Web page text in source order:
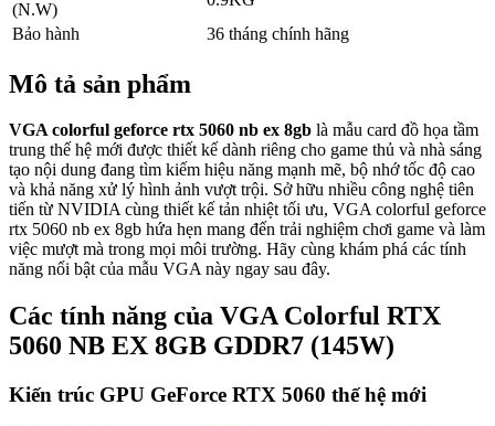
(N.W)
Bảo hành
36 tháng chính hãng
Mô tả sản phẩm
VGA colorful geforce rtx 5060 nb ex 8gb là mẫu card đồ họa tầm
trung thế hệ mới được thiết kế dành riêng cho game thủ và nhà sáng
tạo nội dung đang tìm kiếm hiệu năng mạnh mẽ, bộ nhớ tốc độ cao
và khả năng xử lý hình ảnh vượt trội. Sở hữu nhiều công nghệ tiên
tiến từ NVIDIA cùng thiết kế tản nhiệt tối ưu, VGA colorful geforce
rtx 5060 nb ex 8gb hứa hẹn mang đến trải nghiệm chơi game và làm
việc mượt mà trong mọi môi trường. Hãy cùng khám phá các tính
năng nổi bật của mẫu VGA này ngay sau đây.
Các tính năng của VGA Colorful RTX
5060 NB EX 8GB GDDR7 (145W)
Kiến trúc GPU GeForce RTX 5060 thế hệ mới